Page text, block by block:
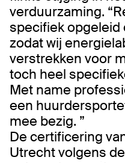
verduurzaming.
specifiek
zodat wij
verstrekken voor
toch heel
Met name
een
mee bezig. ”
De certificering
Utrecht volgens